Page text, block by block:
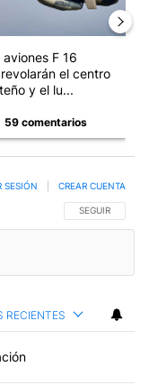
aviones F 16
el centro
y el lu...
59 comentarios
SIGA ESTA
SEGUIR
SESIÓN CREAR CUENTA
RECIENTES